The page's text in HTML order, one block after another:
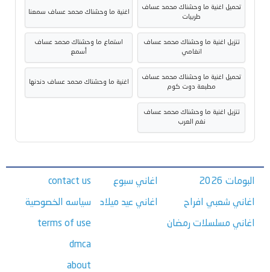
تحميل اغنية ما وحشناك محمد عساف
طربيات
اغنية ما وحشناك محمد عساف سمعنا
تنزيل اغنية ما وحشناك محمد عساف
انغامي
استماع ما وحشناك محمد عساف
أسمع
تحميل اغنية ما وحشناك محمد عساف
مطبعة دوت كوم
اغنية ما وحشناك محمد عساف دندنها
تنزيل اغنية ما وحشناك محمد عساف
نغم العرب
البومات 2026
اغاني شعبي افراح
اغاني مسلسلات رمضان
اغاني سبوع
اغاني عيد ميلاد
contact us
سياسه الخصوصية
terms of use
dmca
about